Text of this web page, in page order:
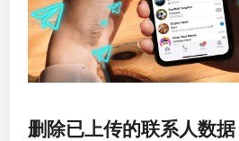
删除已上传的联系人数据